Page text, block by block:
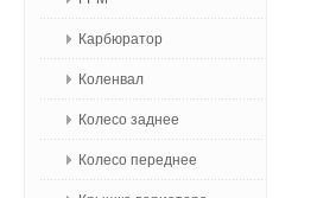
Карбюратор
Коленвал
Колесо заднее
Колесо переднее